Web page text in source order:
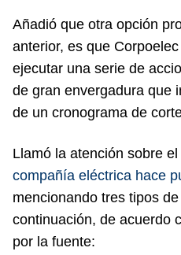
Añadió que otra opción
anterior, es que
ejecutar una serie de
de gran envergadura que
de un cronograma de
Llamó la atención sobre
compañía eléctrica hace
mencionando tres tipos
continuación, de acuerdo
por la fuente: